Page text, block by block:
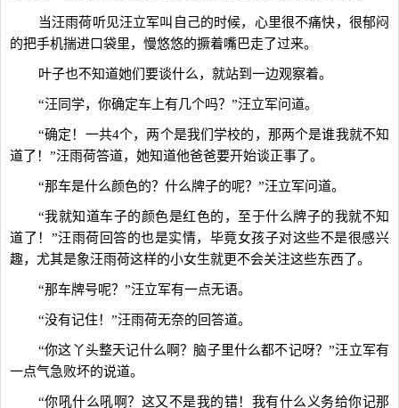
当汪雨荷听见汪立军叫自己的时候，心里很不痛快，很郁闷
的把手机揣进口袋里，慢悠悠的撅着嘴巴走了过来。
叶子也不知道她们要谈什么，就站到一边观察着。
“汪同学，你确定车上有几个吗？”汪立军问道。
“确定！一共4个，两个是我们学校的，那两个是谁我就不知
道了！”汪雨荷答道，她知道他爸爸要开始谈正事了。
“那车是什么颜色的？什么牌子的呢？”汪立军问道。
“我就知道车子的颜色是红色的，至于什么牌子的我就不知
道了！”汪雨荷回答的也是实情，毕竟女孩子对这些不是很感兴
趣，尤其是象汪雨荷这样的小女生就更不会关注这些东西了。
“那车牌号呢？”汪立军有一点无语。
“没有记住！”汪雨荷无奈的回答道。
“你这丫头整天记什么啊？脑子里什么都不记呀？”汪立军有
一点气急败坏的说道。
“你吼什么吼啊？这又不是我的错！我有什么义务给你记那